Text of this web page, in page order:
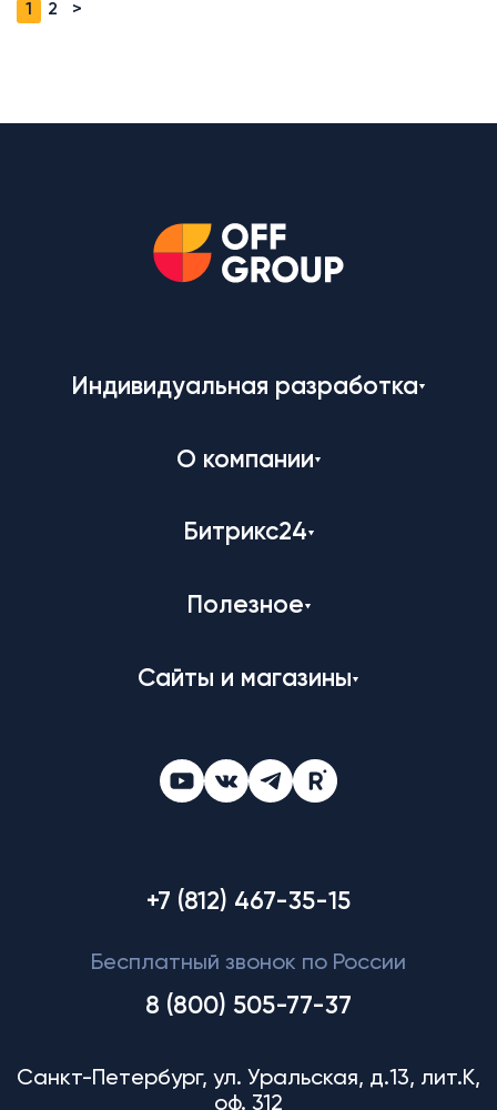
1 2 >
Индивидуальная разработка
О компании
Битрикс24
Полезное
Сайты и магазины
+7 (812) 467-35-15
Бесплатный звонок по России
8 (800) 505-77-37
Санкт-Петербург, ул. Уральская, д.13, лит.К,
оф. 312